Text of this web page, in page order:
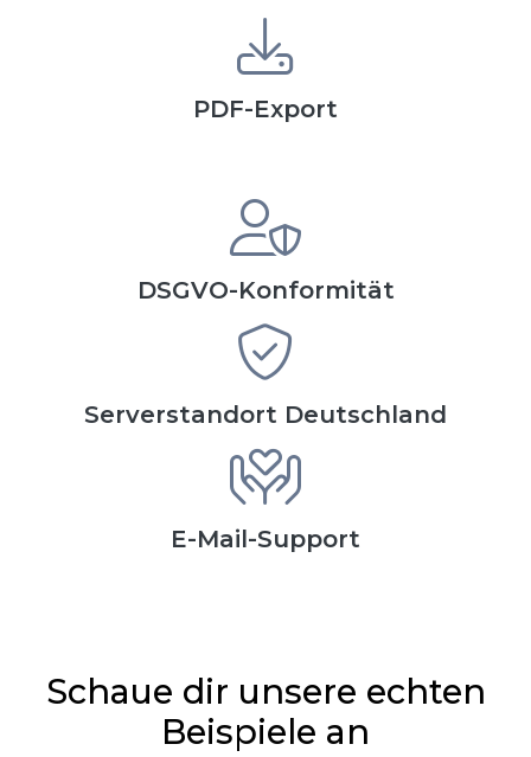
PDF-Export
DSGVO-Konformität
Serverstandort Deutschland
E-Mail-Support
Schaue dir unsere echten
Beispiele an